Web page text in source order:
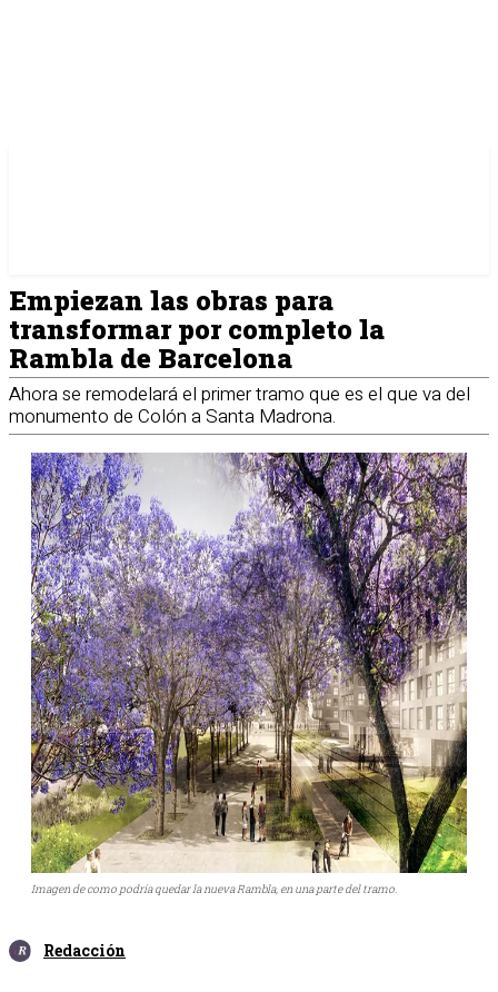
Empiezan las obras para
transformar por completo la
Rambla de Barcelona
Ahora se remodelará el primer tramo que es el que va del
monumento de Colón a Santa Madrona.
Imagen de como podría quedar la nueva Rambla, en una parte del tramo.
Redacción